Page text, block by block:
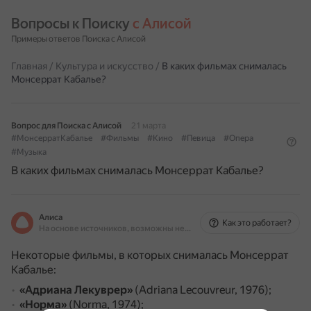
Вопросы к Поиску с Алисой
Примеры ответов Поиска с Алисой
Главная / Культура и искусство / В каких фильмах снималась
Монсеррат Кабалье?
Вопрос для Поиска с Алисой
21 марта
#МонсерратКабалье
#Фильмы #Кино #Певица
#Опера
#Музыка
В каких фильмах снималась Монсеррат Кабалье?
Алиса
На основе источников, возможны неточности
Как это работает?
Некоторые фильмы, в которых снималась Монсеррат
Кабалье:
«Адриана Лекуврер» (Adriana Lecouvreur, 1976);
«Норма» (Norma, 1974);